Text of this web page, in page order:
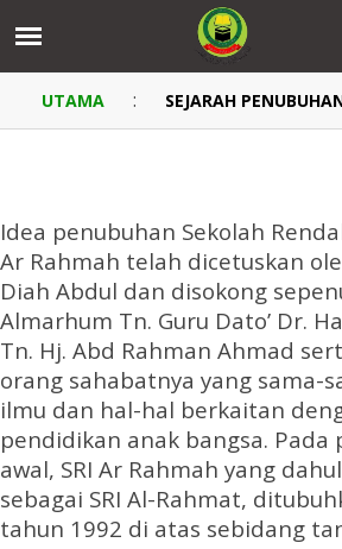
UTAMA : SEJARAH
Idea penubuhan Sekolah
Ar Rahmah telah dicetuskan
Diah Abdul dan disokong
Almarhum Tn. Guru Dato’ Dr.
Tn. Hj. Abd Rahman Ahmad
orang sahabatnya yang sama-
ilmu dan hal-hal berkaitan
pendidikan anak bangsa. Pada
awal, SRI Ar Rahmah yang
sebagai SRI Al-Rahmat,
tahun 1992 di atas sebidang